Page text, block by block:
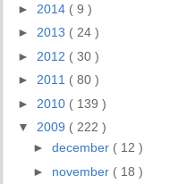
► 2014 ( 9 )
► 2013 ( 24 )
► 2012 ( 30 )
► 2011 ( 80 )
► 2010 ( 139 )
▼ 2009 ( 222 )
► december ( 12 )
► november ( 18 )